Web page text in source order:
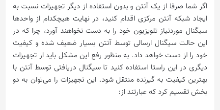
اگر شما صرفا از یک آنتن و بدون استفاده از دیگر تجهیزات نسبت به
ایجاد شبکه آنتن مرکزی اقدام کنید، در نهایت هیچکدام از واحدها
سیگنال موردنیاز تلویزیون خود را به دست نخواهند آورد، چرا که در
این حالت سیگنال ارسالی توسط آنتن بسیار ضعیف شده و کیفیت
خود را از دست خواهد داد. به منظور رفع این مشکل باید از تجهیزات
دیگری در این راستا استفاده کنید تا سیگنال دریافتی توسط آنتن با
بهترین کیفیت به گیرنده منتقل شود. این تجهیزات را می‌توان به دو
بخش تقسیم کرد که عبارتند از: